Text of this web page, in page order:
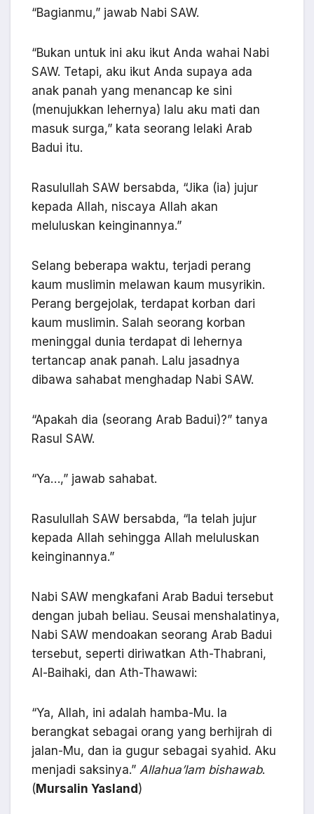
“Bagianmu,” jawab Nabi SAW.
“Bukan untuk ini aku ikut Anda wahai Nabi
SAW. Tetapi, aku ikut Anda supaya ada
anak panah yang menancap ke sini
(menujukkan lehernya) lalu aku mati dan
masuk surga,” kata seorang lelaki Arab
Badui itu.
Rasulullah SAW bersabda, “Jika (ia) jujur
kepada Allah, niscaya Allah akan
meluluskan keinginannya.”
Selang beberapa waktu, terjadi perang
kaum muslimin melawan kaum musyrikin.
Perang bergejolak, terdapat korban dari
kaum muslimin. Salah seorang korban
meninggal dunia terdapat di lehernya
tertancap anak panah. Lalu jasadnya
dibawa sahabat menghadap Nabi SAW.
“Apakah dia (seorang Arab Badui)?” tanya
Rasul SAW.
“Ya…,” jawab sahabat.
Rasulullah SAW bersabda, “Ia telah jujur
kepada Allah sehingga Allah meluluskan
keinginannya.”
Nabi SAW mengkafani Arab Badui tersebut
dengan jubah beliau. Seusai menshalatinya,
Nabi SAW mendoakan seorang Arab Badui
tersebut, seperti diriwatkan Ath-Thabrani,
Al-Baihaki, dan Ath-Thawawi:
“Ya, Allah, ini adalah hamba-Mu. Ia
berangkat sebagai orang yang berhijrah di
jalan-Mu, dan ia gugur sebagai syahid. Aku
menjadi saksinya.” Allahua’lam bishawab.
(Mursalin Yasland)